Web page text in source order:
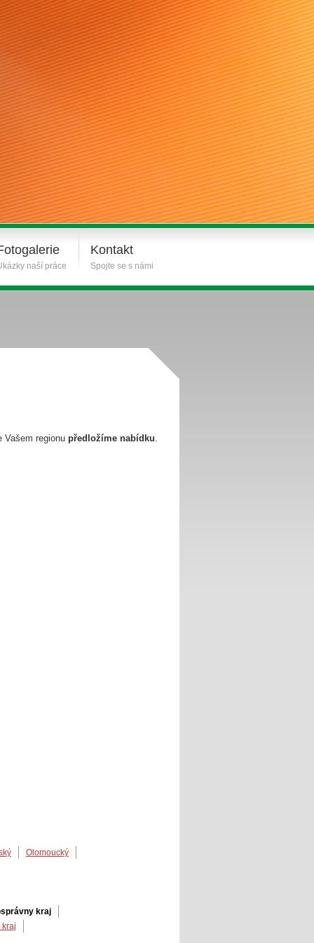
naší práce
Kontakt
Spojte se s námi
regionu předložíme nabídku.
Olomoucký
kraj
kraj